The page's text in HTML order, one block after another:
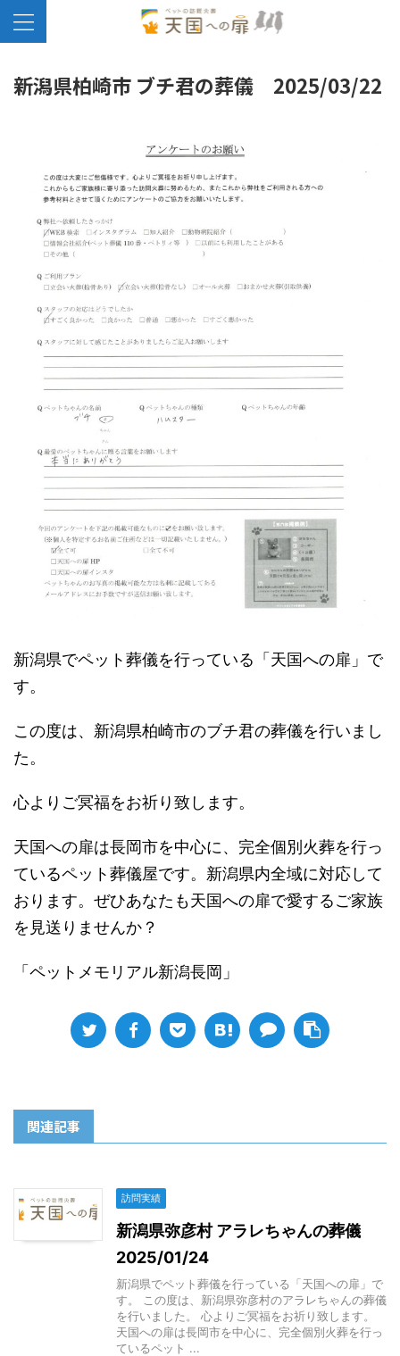
新潟県柏崎市 ブチ君の葬儀 2025/03/22
新潟県でペット葬儀を行っている「天国への扉」で
す。
この度は、新潟県柏崎市のブチ君の葬儀を行いまし
た。
心よりご冥福をお祈り致します。
天国への扉は長岡市を中心に、完全個別火葬を行っ
ているペット葬儀屋です。新潟県内全域に対応して
おります。ぜひあなたも天国への扉で愛するご家族
を見送りませんか？
「ペットメモリアル新潟長岡」
関連記事
訪問実績
新潟県弥彦村 アラレちゃんの葬儀
2025/01/24
新潟県でペット葬儀を行っている「天国への扉」で
す。 この度は、新潟県弥彦村のアラレちゃんの葬儀
を行いました。 心よりご冥福をお祈り致します。
天国への扉は長岡市を中心に、完全個別火葬を行っ
ているペット ...